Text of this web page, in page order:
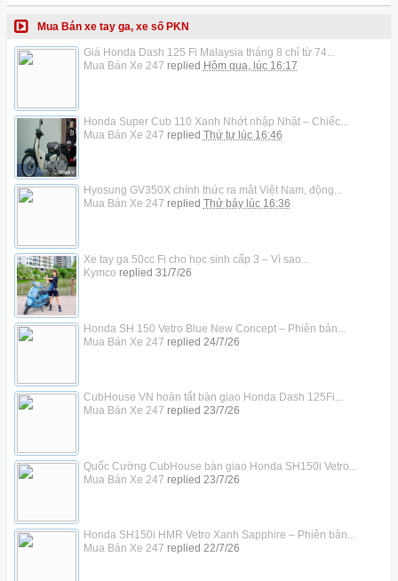
Mua Bán xe tay ga, xe số PKN
Giá Honda Dash 125 Fi Malaysia tháng 8 chỉ từ 74...
Mua Bán Xe 247 replied Hôm qua, lúc 16:17
Honda Super Cub 110 Xanh Nhớt nhập Nhật – Chiếc...
Mua Bán Xe 247 replied Thứ tư lúc 16:46
Hyosung GV350X chính thức ra mắt Việt Nam, động...
Mua Bán Xe 247 replied Thứ bảy lúc 16:36
Xe tay ga 50cc Fi cho học sinh cấp 3 – Vì sao...
Kymco replied 31/7/26
Honda SH 150 Vetro Blue New Concept – Phiên bản...
Mua Bán Xe 247 replied 24/7/26
CubHouse VN hoàn tất bàn giao Honda Dash 125Fi...
Mua Bán Xe 247 replied 23/7/26
Quốc Cường CubHouse bàn giao Honda SH150i Vetro...
Mua Bán Xe 247 replied 23/7/26
Honda SH150i HMR Vetro Xanh Sapphire – Phiên bản...
Mua Bán Xe 247 replied 22/7/26